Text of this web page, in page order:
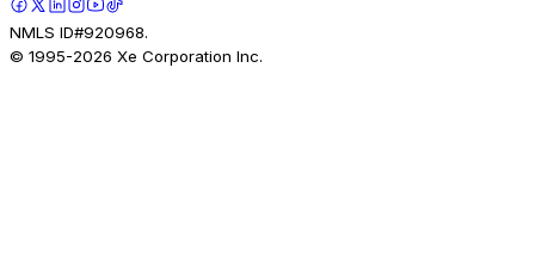
NMLS ID#920968.
© 1995-2026 Xe Corporation Inc.